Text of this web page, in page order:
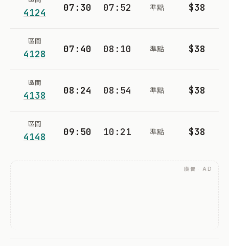
4124 07:30 07:52 準點 $38
區間
4128 07:40 08:10 準點 $38
區間
4138 08:24 08:54 準點 $38
區間
4148 09:50 10:21 準點 $38
廣告 · AD